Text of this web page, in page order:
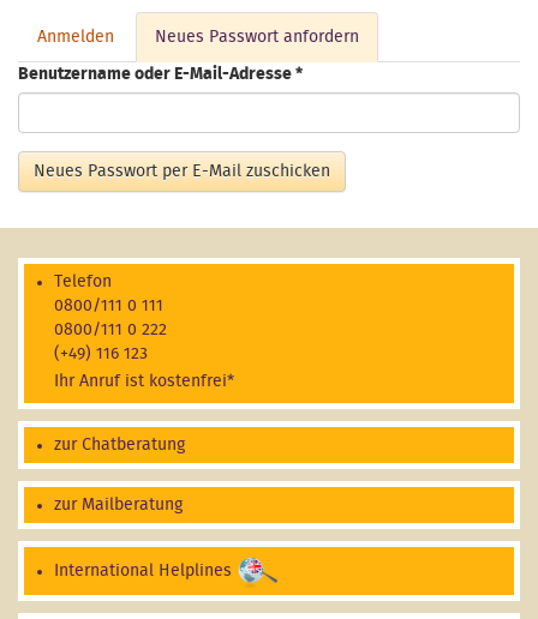
Haupt-Reiter
Anmelden Neues Passwort anfordern
Reiter)
Benutzername oder E-Mail-Adresse *
Neues Passwort per E-Mail zuschicken
Telefon
0800/111 0 111
0800/111 0 222
(+49) 116 123
Ihr Anruf ist kostenfrei*
zur Chatberatung
zur Mailberatung
International Helplines